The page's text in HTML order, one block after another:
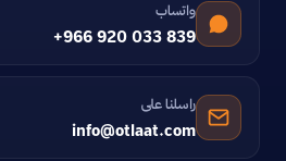
واتساب
+966 920 033 839
راسلنا على
info@otlaat.com